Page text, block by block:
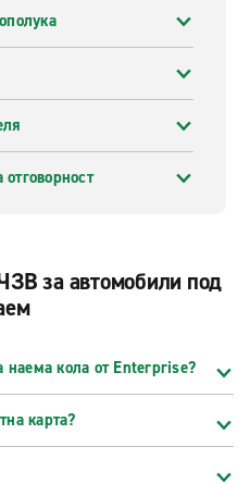
за автомобили под
кола от Enterprise?
карта?